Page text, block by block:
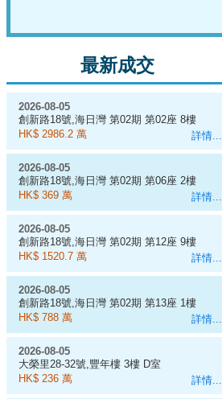
最新成交
詳情...
2026-08-05
創新路18號,海日灣 第02期 第02座 8樓
A室
HK$ 2986.2 萬
詳情...
2026-08-05
創新路18號,海日灣 第02期 第06座 2樓
C室
HK$ 369 萬
詳情...
2026-08-05
創新路18號,海日灣 第02期 第12座 9樓
D室
HK$ 1520.7 萬
詳情...
2026-08-05
創新路18號,海日灣 第02期 第13座 1樓
E室
HK$ 788 萬
詳情...
2026-08-05
大榮里28-32號,豐年樓 3樓 D室
HK$ 236 萬